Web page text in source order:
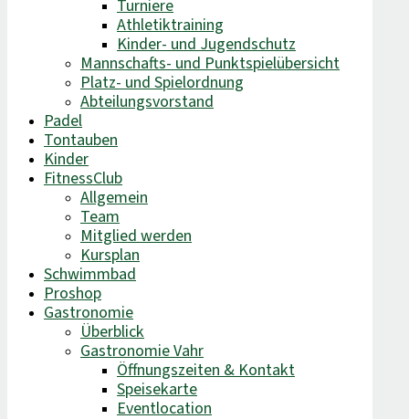
Turniere
Athletiktraining
Kinder- und Jugendschutz
Mannschafts- und Punktspielübersicht
Platz- und Spielordnung
Abteilungsvorstand
Padel
Tontauben
Kinder
FitnessClub
Allgemein
Team
Mitglied werden
Kursplan
Schwimmbad
Proshop
Gastronomie
Überblick
Gastronomie Vahr
Öffnungszeiten & Kontakt
Speisekarte
Eventlocation